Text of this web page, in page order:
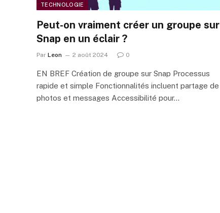
TECHNOLOGIE
Peut-on vraiment créer un groupe sur
Snap en un éclair ?
Par Leon 2 août 2024 0
EN BREF Création de groupe sur Snap Processus
rapide et simple Fonctionnalités incluent partage de
photos et messages Accessibilité pour…